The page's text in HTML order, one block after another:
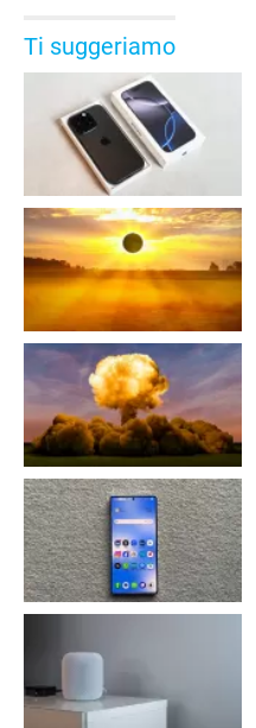
Ti suggeriamo